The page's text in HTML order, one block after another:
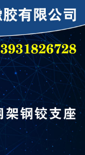
连廊支座
抗震支座